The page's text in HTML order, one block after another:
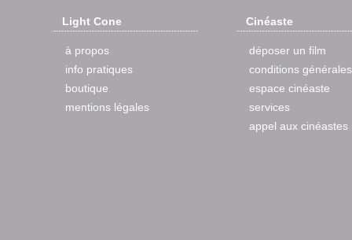
Light Cone
à propos
info pratiques
boutique
mentions légales
Cinéaste
déposer un film
conditions générales
espace cinéaste
services
appel aux cinéastes